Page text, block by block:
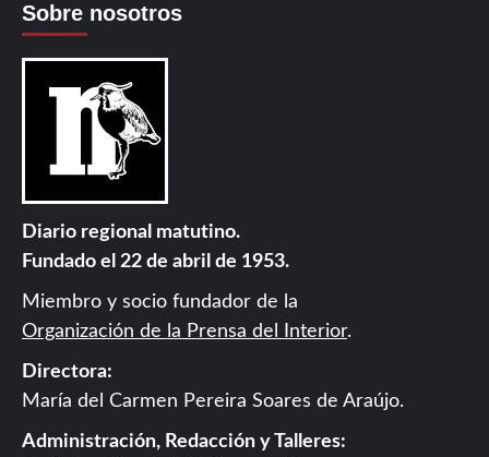
Sobre nosotros
Diario regional matutino.
Fundado el 22 de abril de 1953.
Miembro y socio fundador de la
Organización de la Prensa del Interior.
Directora:
María del Carmen Pereira Soares de Araújo.
Administración, Redacción y Talleres: